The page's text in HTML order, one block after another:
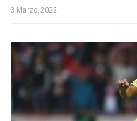
3 Marzo, 2022